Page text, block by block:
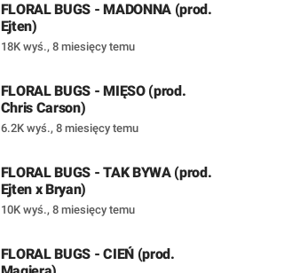
FLORAL BUGS - MADONNA (prod.
Ejten)
18K wyś., 8 miesięcy temu
FLORAL BUGS - MIĘSO (prod.
Chris Carson)
6.2K wyś., 8 miesięcy temu
FLORAL BUGS - TAK BYWA (prod.
Ejten x Bryan)
10K wyś., 8 miesięcy temu
FLORAL BUGS - CIEŃ (prod.